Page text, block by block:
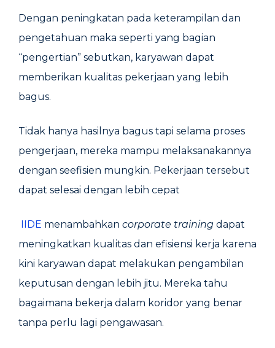
Dengan peningkatan pada keterampilan dan
pengetahuan maka seperti yang bagian
“pengertian” sebutkan, karyawan dapat
memberikan kualitas pekerjaan yang lebih
bagus.
Tidak hanya hasilnya bagus tapi selama proses
pengerjaan, mereka mampu melaksanakannya
dengan seefisien mungkin. Pekerjaan tersebut
dapat selesai dengan lebih cepat
IIDE menambahkan corporate training dapat
meningkatkan kualitas dan efisiensi kerja karena
kini karyawan dapat melakukan pengambilan
keputusan dengan lebih jitu. Mereka tahu
bagaimana bekerja dalam koridor yang benar
tanpa perlu lagi pengawasan.